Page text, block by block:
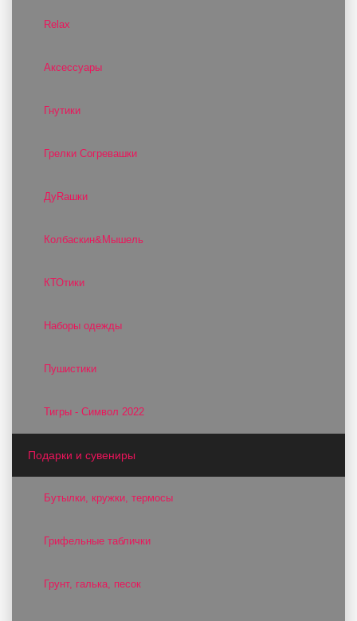
Relax
Аксессуары
Гнутики
Грелки Согревашки
ДуRашки
Колбаскин&Мышель
КТОтики
Наборы одежды
Пушистики
Тигры - Символ 2022
Подарки и сувениры
Бутылки, кружки, термосы
Грифельные таблички
Грунт, галька, песок